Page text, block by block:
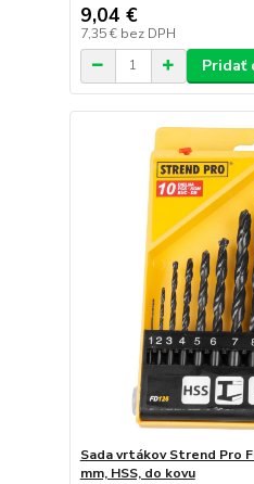
9,04 €
7,35 € bez DPH
Pridať
Sada vrtákov Strend Pro
mm, HSS, do kovu